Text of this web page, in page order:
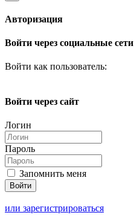
Авторизация
Войти через социальные сети
Войти как пользователь:
Войти через сайт
Логин
Пароль
Запомнить меня
или зарегистрироваться